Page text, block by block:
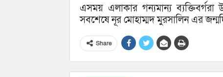
এসময় এলাকার গন্যমান্য ব্যক্তিবর্গরা
সবশেষে নূর মোহাম্মদ মুরসালিন এর
Share